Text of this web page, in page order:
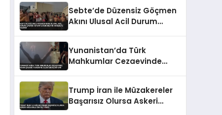
Sebte’de Düzensiz Göçmen
Akını Ulusal Acil Durum
Yunanistan’da Türk
Mahkumlar Cezaevinde
Trump İran ile Müzakereler
Başarısız Olursa Askeri